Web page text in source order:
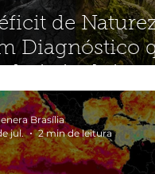
de
Diagnóstico
a
Brasília
jul.
2 min de leitura